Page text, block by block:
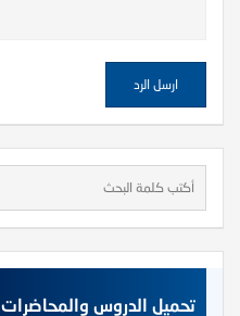
تحميل الدروس والمحاضرات